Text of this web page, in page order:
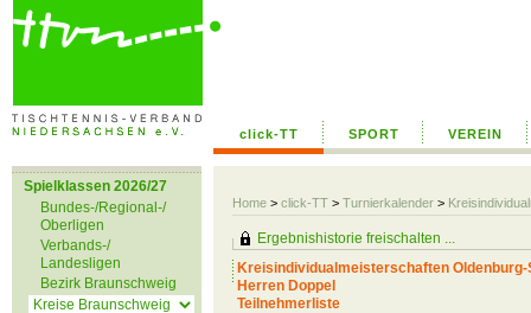
click-TT SPORT VEREIN
Home > click-TT > Turnierkalender >
Spielklassen 2026/27
Bundes-/Regional-/
Oberligen
Verbands-/
Landesligen
Bezirk Braunschweig
Ergebnishistorie freischalten ...
Kreisindividualmeisterschaften Oldenburg-
Herren Doppel
Teilnehmerliste